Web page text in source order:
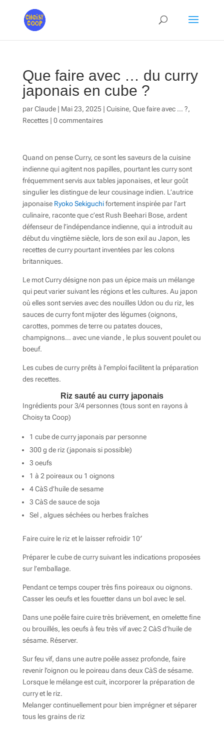
Que faire avec … du curry
japonais en cube ?
parClaude| Mai 23, 2025| Cuisine, Que faire avec … ?,
Recettes| 0 commentaires
Quand on pense Curry, ce sont les saveurs de la cuisine
indienne qui agitent nos papilles, pourtant les curry sont
fréquemment servis aux tables japonaises, et leur goût
singulier les distingue de leur cousinage indien. L’autrice
japonaise Ryoko Sekiguchifortement inspirée par l’art
culinaire, raconte que c’est Rush Beehari Bose, ardent
défenseur de l’indépendance indienne, qui a introduit au
début du vingtième siècle, lors de son exil au Japon, les
recettes de curry pourtant inventées par les colons
britanniques.
Le mot Curry désigne non pas un épice mais un mélange
qui peut varier suivant les régions et les cultures. Au japon
où elles sont servies avec des nouilles Udon ou du riz, les
sauces de curry font mijoter des légumes (oignons,
carottes, pommes de terre ou patates douces,
champignons… avec une viande , le plus souvent poulet ou
boeuf.
Les cubes de curry prêts à l’emploi facilitent la préparation
des recettes.
Riz sauté au curry japonais
Ingrédients pour 3/4 personnes (tous sont en rayons à
Choisy ta Coop)
1 cube de curry japonais par personne
300 g de riz (japonais si possible)
3 oeufs
1 à 2 poireaux ou 1 oignons
4 CàS d’huile de sesame
3 CàS de sauce de soja
Sel , algues séchées ou herbes fraîches
Faire cuire le riz et le laisser refroidir 10′
Préparer le cube de curry suivant les indications proposées
sur l’emballage.
Pendant ce temps couper très fins poireaux ou oignons.
Casser les oeufs et les fouetter dans un bol avec le sel.
Dans une poêle faire cuire très brièvement, en omelette fine
ou brouillés, les oeufs à feu très vif avec 2 CàS d’huile de
sésame. Réserver.
Sur feu vif, dans une autre poêle assez profonde, faire
revenir l’oignon ou le poireau dans deux CàS de sésame.
Lorsque le mélange est cuit, incorporer la préparation de
curry et le riz.
Melanger continuellement pour bien imprégner et séparer
tous les grains de riz